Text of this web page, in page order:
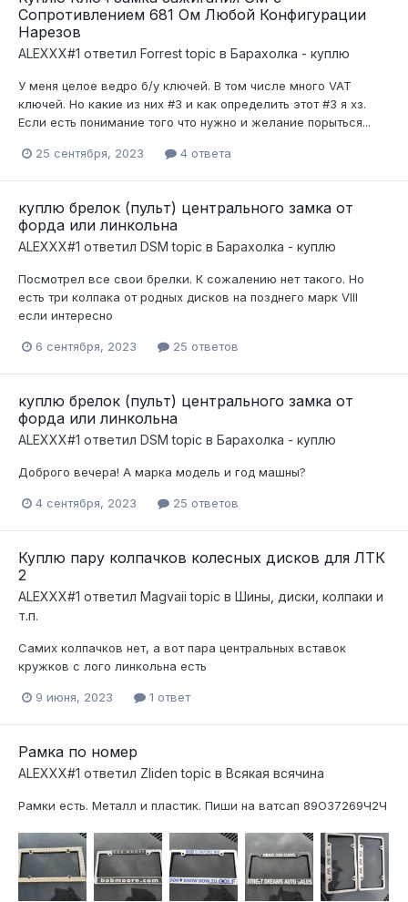
Cопротивлением 681 Ом Любой Конфигурации
Нарезов
ALEXXX#1 ответил Forresttopic в Барахолка - куплю
У меня целое ведро б/у ключей. В том числе много VAT
ключей. Но какие из них #3 и как определить этот #3 я хз.
Если есть понимание того что нужно и желание порыться...
25 сентября, 2023 4 ответа
куплю брелок (пульт) центрального замка от
форда или линкольна
ALEXXX#1 ответил DSM topic в Барахолка - куплю
Посмотрел все свои брелки. К сожалению нет такого. Но
есть три колпака от родных дисков на позднего марк VIII
если интересно
6 сентября, 2023 25 ответов
куплю брелок (пульт) центрального замка от
форда или линкольна
ALEXXX#1 ответил DSM topic в Барахолка - куплю
Доброго вечера! А марка модель и год машны?
4 сентября, 2023 25 ответов
Куплю пару колпачков колесных дисков для ЛТК
2
ALEXXX#1 ответил Magvaii topic в Шины, диски, колпаки и
т.п.
Самих колпачков нет, а вот пара центральных вставок
кружков с лого линкольна есть
9 июня, 2023 1 ответ
Рамка по номер
ALEXXX#1 ответил Zliden topic в Всякая всячина
Рамки есть. Металл и пластик. Пиши на ватсап 89ОЗ7269Ч2Ч